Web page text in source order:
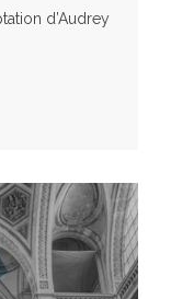
d’Audrey